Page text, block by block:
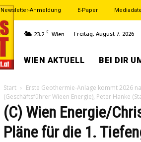
Newsletter-Anmeldung E-Paper
23.2 C Wien Freitag, August 7, 2026
WIEN AKTUELL BEI DIR
Start Erste Geothermie-Anlage kommt 2026
(Geschäftsführer Wieen Energie), Peter Hanke
(C) Wien Energie/
Pläne für die 1.